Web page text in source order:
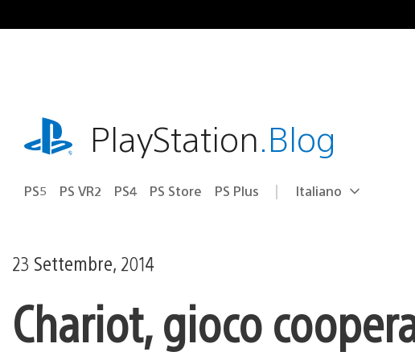
al
playstation.comPlayStation.Blog
PS5 PS VR2 PS4 PS Store PS Plus Seleziona
Regione
Italiano
23 Settembre, 2014
Chariot, gioco